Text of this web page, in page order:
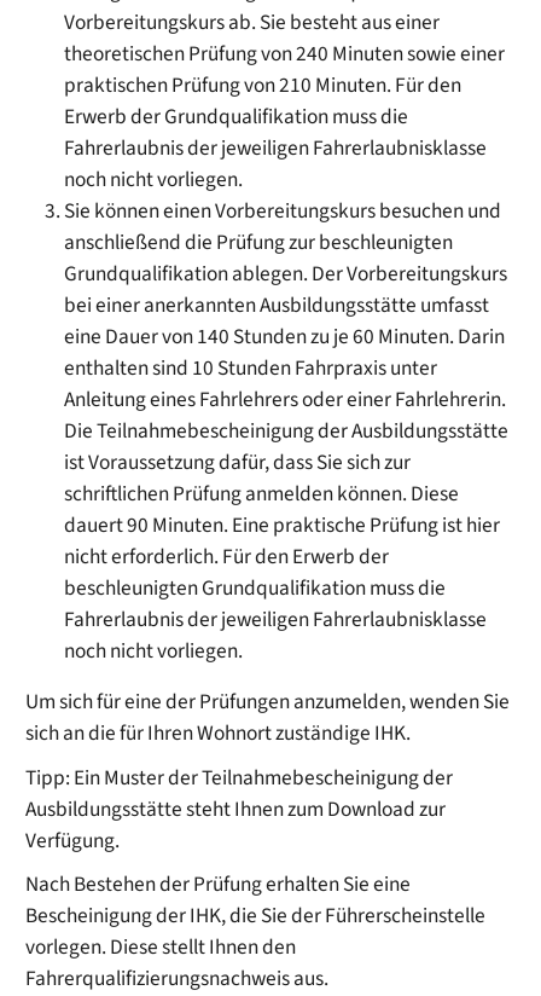
Vorbereitungskurs ab. Sie besteht aus einer
theoretischen Prüfung von 240 Minuten sowie einer
praktischen Prüfung von 210 Minuten. Für den
Erwerb der Grundqualifikation muss die
Fahrerlaubnis der jeweiligen Fahrerlaubnisklasse
noch nicht vorliegen.
Sie können einen Vorbereitungskurs besuchen und
anschließend die Prüfung zur beschleunigten
Grundqualifikation ablegen. Der Vorbereitungskurs
bei einer anerkannten Ausbildungsstätte umfasst
eine Dauer von 140 Stunden zu je 60 Minuten. Darin
enthalten sind 10 Stunden Fahrpraxis unter
Anleitung eines Fahrlehrers oder einer Fahrlehrerin.
Die Teilnahmebescheinigung der Ausbildungsstätte
ist Voraussetzung dafür, dass Sie sich zur
schriftlichen Prüfung anmelden können. Diese
dauert 90 Minuten. Eine praktische Prüfung ist hier
nicht erforderlich. Für den Erwerb der
beschleunigten Grundqualifikation muss die
Fahrerlaubnis der jeweiligen Fahrerlaubnisklasse
noch nicht vorliegen.
Um sich für eine der Prüfungen anzumelden, wenden Sie
sich an die für Ihren Wohnort zuständige IHK.
Tipp: Ein Muster der Teilnahmebescheinigung der
Ausbildungsstätte steht Ihnen zum Download zur
Verfügung.
Nach Bestehen der Prüfung erhalten Sie eine
Bescheinigung der IHK, die Sie der Führerscheinstelle
vorlegen. Diese stellt Ihnen den
Fahrerqualifizierungsnachweis aus.